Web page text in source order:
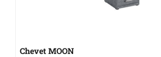
Chevet MOON